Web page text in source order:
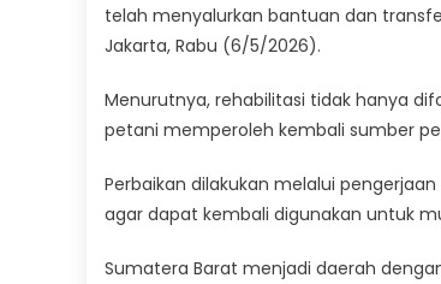
telah menyalurkan bantuan dan
Jakarta, Rabu (6/5/2026).
Menurutnya, rehabilitasi tidak hanya
petani memperoleh kembali sumber
Perbaikan dilakukan melalui
agar dapat kembali digunakan untuk
Sumatera Barat menjadi daerah